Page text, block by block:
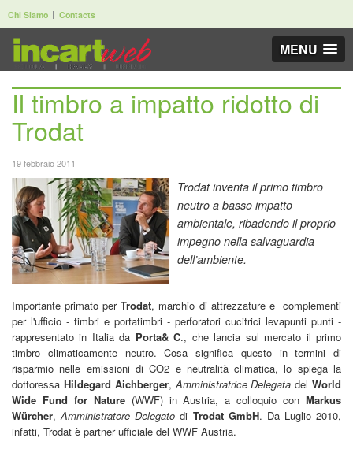
Chi Siamo Contacts
MENU
Il timbro a impatto ridotto di
Trodat
19 febbraio 2011
Trodat inventa il primo timbro
neutro a basso impatto
ambientale, ribadendo il proprio
impegno nella salvaguardia
dell’ambiente.
Importante primato perTrodat, marchio di attrezzature e complementi
per l'ufficio - timbri e portatimbri - perforatori cucitrici levapunti punti -
rappresentato in Italia da Porta& C., che lancia sul mercato il primo
timbro climaticamente neutro. Cosa significa questo in termini di
risparmio nelle emissioni di CO2 e neutralità climatica, lo spiega la
dottoressa Hildegard Aichberger,Amministratrice Delegata del World
Wide Fund for Nature(WWF) in Austria, a colloquio conMarkus
Würcher,Amministratore Delegato di Trodat GmbH. Da Luglio 2010,
infatti, Trodat è partner ufficiale del WWF Austria.